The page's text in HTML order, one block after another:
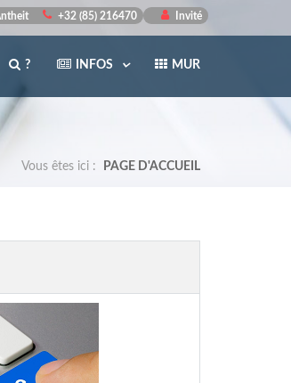
+32 (85) 216470 Invité
? INFOS MUR
Vous êtes ici : PAGE D'ACCUEIL